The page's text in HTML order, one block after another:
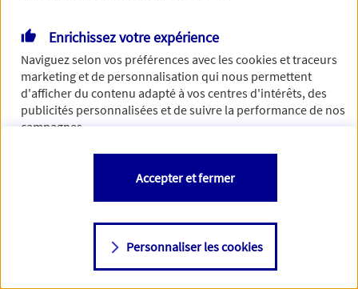
Enrichissez votre expérience
Naviguez selon vos préférences avec lescookies et traceurs
marketing et de personnalisation qui nous permettent
d'afficher du contenu adapté à vos centres d'intérêts, des
publicités personnalisées et de suivre la performance de nos
campagnes.
Vous êtes libre de les accepter, de les refuser comme de
changer d'avis à tout moment en allant sur
Consulter notre politique decookies
Personnaliser les cookies
Accepter et fermer